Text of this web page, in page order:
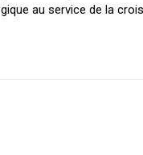
au service de la